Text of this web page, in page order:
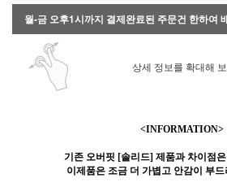
월-금 오후1시까지 결제완료된 주문건 한하여
상세 정보를 확대해
<INFORMATION>
기존 오버핏 [솔리드] 제품과 차이점
이제품은 조금 더 가볍고 안감이 부